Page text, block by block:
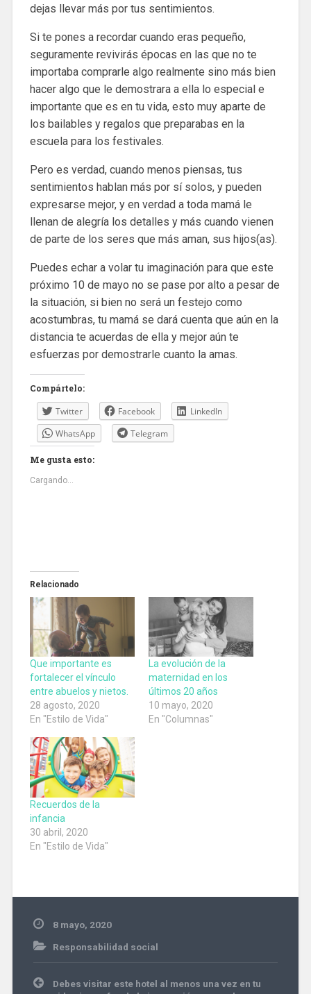
dejas llevar más por tus sentimientos.
Si te pones a recordar cuando eras pequeño,
seguramente revivirás épocas en las que no te
importaba comprarle algo realmente sino más bien
hacer algo que le demostrara a ella lo especial e
importante que es en tu vida, esto muy aparte de
los bailables y regalos que preparabas en la
escuela para los festivales.
Pero es verdad, cuando menos piensas, tus
sentimientos hablan más por sí solos, y pueden
expresarse mejor, y en verdad a toda mamá le
llenan de alegría los detalles y más cuando vienen
de parte de los seres que más aman, sus hijos(as).
Puedes echar a volar tu imaginación para que este
próximo 10 de mayo no se pase por alto a pesar de
la situación, si bien no será un festejo como
acostumbras, tu mamá se dará cuenta que aún en la
distancia te acuerdas de ella y mejor aún te
esfuerzas por demostrarle cuanto la amas.
Compártelo:
Twitter Facebook
LinkedIn
WhatsApp
Telegram
Me gusta esto:
Cargando...
Relacionado
Que importante es
fortalecer el vínculo
entre abuelos y nietos.
28 agosto, 2020
En "Estilo de Vida"
La evolución de la
maternidad en los
últimos 20 años
10 mayo, 2020
En "Columnas"
Recuerdos de la
infancia
30 abril, 2020
En "Estilo de Vida"
8 mayo, 2020
Responsabilidad social
Navegación
Debes visitar este hotel al menos una vez en tu